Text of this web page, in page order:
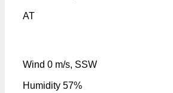
AT
Wind 0 m/s, SSW
Humidity 57%